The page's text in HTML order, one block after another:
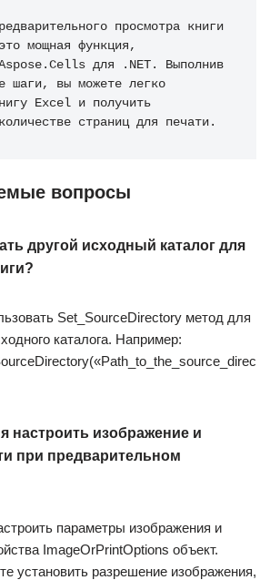
просмотра книги
мощная функция,
для .NET. Выполнив
шаги, вы можете легко
Excel и получить
страниц для печати.
вопросы
другой исходный каталог для
Set_SourceDirectory метод для
каталога. Например:
настроить изображение и
при предварительном
параметры изображения и
ImageOrPrintOptions объект.
установить разрешение изображения,